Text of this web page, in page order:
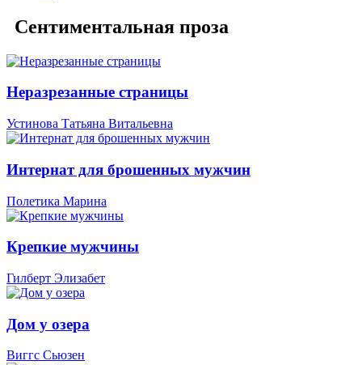
Сентиментальная проза
Неразрезанные страницы
Устинова Татьяна Витальевна
Интернат для брошенных мужчин
Полетика Марина
Крепкие мужчины
Гилберт Элизабет
Дом у озера
Виггс Сьюзен